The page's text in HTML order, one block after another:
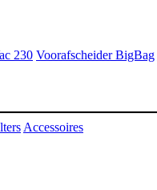
230 Voorafscheider BigBag
Accessoires